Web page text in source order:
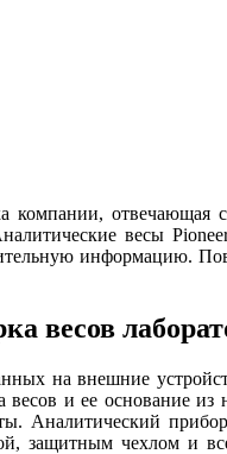
отвечающая
весы
информацию.
весов
на внешние
и ее основание
Аналитический
защитным чехлом и